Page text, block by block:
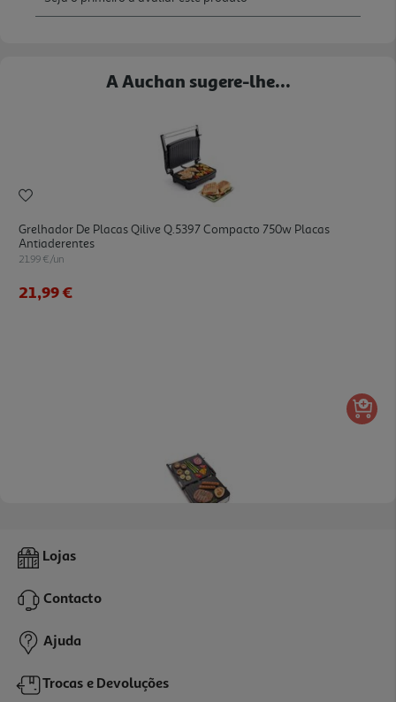
A Auchan sugere-lhe...
Grelhador De Placas Qilive Q.5397 Compacto 750w Placas
Antiaderentes
21.99 €/un
21,99 €
Grelhador Qilive Q.5566 2200w
39,99 €
Lojas
Contacto
Ajuda
Trocas e Devoluções